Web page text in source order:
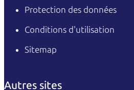
Protection des données
Conditions d'utilisation
Sitemap
Autres sites